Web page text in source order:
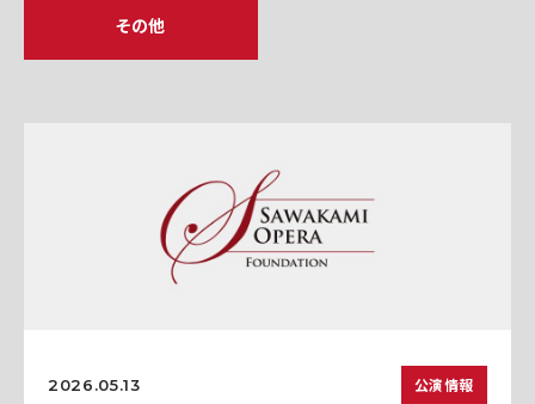
その他
2026.05.13 公演情報